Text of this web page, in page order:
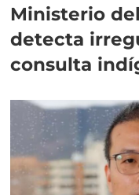
Ministerio
detecta
consulta